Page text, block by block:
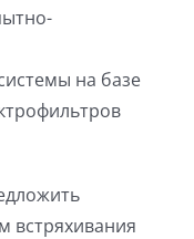
на базе
встряхивания